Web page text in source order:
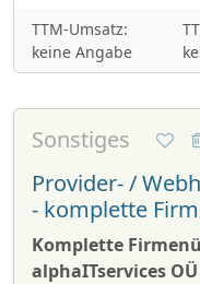
TTM-Umsatz:
keine Angabe
Sonstiges
Provider- /
- komplette
Komplette
alphaITservices